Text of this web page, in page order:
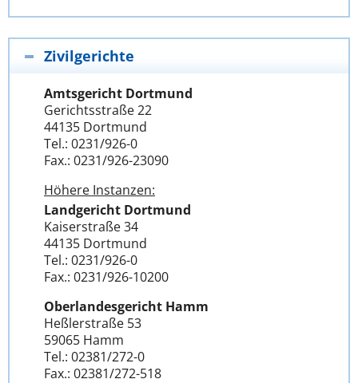
Zivilgerichte
Amtsgericht Dortmund
Gerichtsstraße 22
44135 Dortmund
Tel.: 0231/926-0
Fax.: 0231/926-23090
Höhere Instanzen:
Landgericht Dortmund
Kaiserstraße 34
44135 Dortmund
Tel.: 0231/926-0
Fax.: 0231/926-10200
Oberlandesgericht Hamm
Heßlerstraße 53
59065 Hamm
Tel.: 02381/272-0
Fax.: 02381/272-518